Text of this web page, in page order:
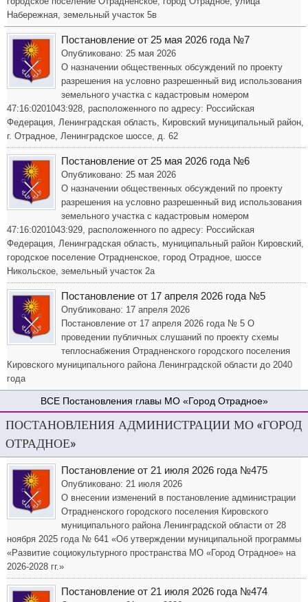
Набережная, земельный участок 5в
Постановление от 25 мая 2026 года №7
Опубликовано: 25 мая 2026
О назначении общественных обсуждений по проекту
разрешения на условно разрешенный вид использования
земельного участка с кадастровым номером
47:16:0201043:928, расположенного по адресу: Российская
Федерация, Ленинградская область, Кировский муниципальный район,
г. Отрадное, Ленинградское шоссе, д. 62
Постановление от 25 мая 2026 года №6
Опубликовано: 25 мая 2026
О назначении общественных обсуждений по проекту
разрешения на условно разрешенный вид использования
земельного участка с кадастровым номером
47:16:0201043:929, расположенного по адресу: Российская
Федерация, Ленинградская область, муниципальный район Кировский,
городское поселение Отрадненское, город Отрадное, шоссе
Никольское, земельный участок 2а
Постановление от 17 апреля 2026 года №5
Опубликовано: 17 апреля 2026
Постановление от 17 апреля 2026 года № 5 О
проведении публичных слушаний по проекту схемы
теплоснабжения Отрадненского городского поселения
Кировского муниципального района Ленинградской области до 2040
года
Постановления главы МО «Город Отрадное»
ПОСТАНОВЛЕНИЯ АДМИНИСТРАЦИИ МО «ГОРОД
ОТРАДНОЕ»
Постановление от 21 июля 2026 года №475
Опубликовано: 21 июля 2026
О внесении изменений в постановление администрации
Отрадненского городского поселения Кировского
муниципального района Ленинградской области от 28
ноября 2025 года № 641 «Об утверждении муниципальной программы
«Развитие социокультурного пространства МО «Город Отрадное» на
2026-2028 гг.»
Постановление от 21 июля 2026 года №474